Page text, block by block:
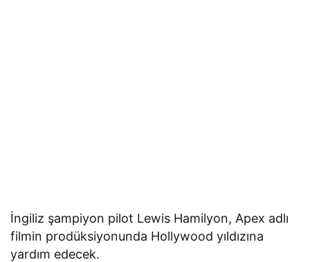
İngiliz şampiyon pilot Lewis Hamilyon, Apex adlı
filmin prodüksiyonunda Hollywood yıldızına
yardım edecek.